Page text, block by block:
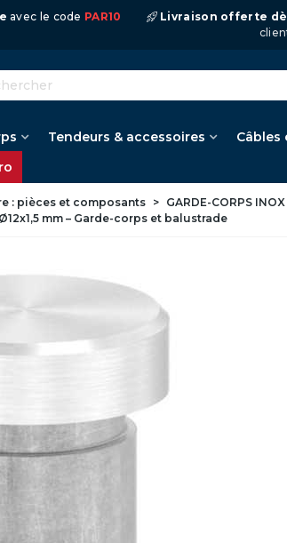
avec le code PAR10 Livraison offerte
Tendeurs & accessoires Câbles
: pièces et composants > GARDE-CORPS INOX
mm – Garde-corps et balustrade